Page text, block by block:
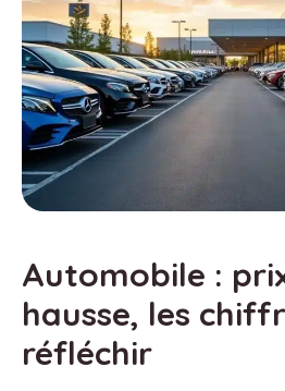
Automobile :
hausse, les
réfléchir